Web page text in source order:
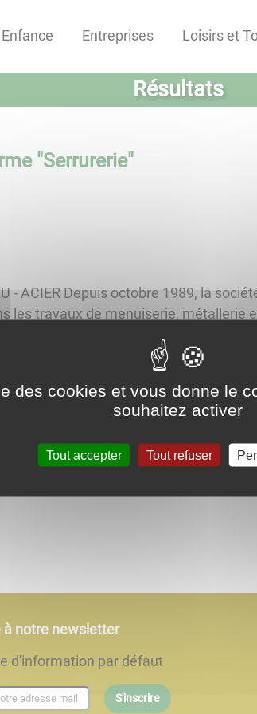
Enfance Entreprises Loisirs et
Résultats
"Serrurerie"
- ACIER Depuis octobre 1989, la
les travaux de menuiserie, métallerie
à notre newsletter
d'information par défaut
S'inscrire
des cookies et vous donne le
souhaitez activer
Tout accepter Tout refuser